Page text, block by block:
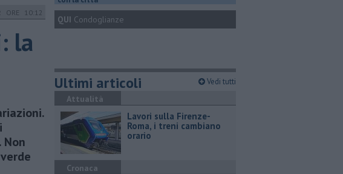
ORE 10:12
la
QUI Condoglianze
Ultimi articoli Vedi tutti
Attualità
Lavori sulla Firenze-
Roma, i treni cambiano
orario
Cronaca